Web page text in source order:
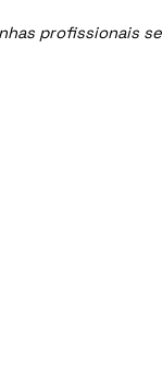
profissionais